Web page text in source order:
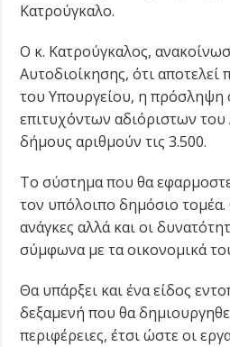
Κατρούγκαλο.
Ο κ. Κατρούγκαλος,
Αυτοδιοίκησης, ότι
του Υπουργείου, η
επιτυχόντων αδιόριστων
δήμους αριθμούν τις 3.500.
Το σύστημα που θα
τον υπόλοιπο δημόσιο
ανάγκες αλλά και οι
σύμφωνα με τα οικονομικά
Θα υπάρξει και ένα είδος
δεξαμενή που θα
περιφέρειες, έτσι ώστε οι